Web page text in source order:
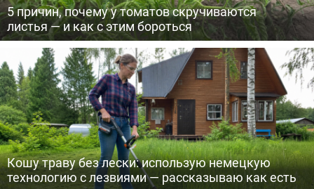
5 причин, почему у томатов скручиваются
листья — и как с этим бороться
Кошу траву без лески: использую немецкую
технологию с лезвиями — рассказываю как есть